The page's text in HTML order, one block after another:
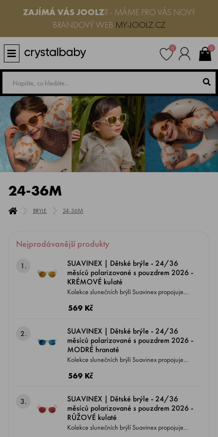
ZAJÍMÁ VÁS JOOLZ? - MÁME PRO VÁS NOVÝ
BRANDOVÝ WEB MY-JOOLZ.CZ
0 0
24-36M
BRYLE 24-36M
Nejprodávanější produkty
1.
SUAVINEX | Dětské brýle - 24/36
měsíců polarizované s pouzdrem 2026 -
KRÉMOVÉ kulaté
Kolekce slunečních brýlí Suavinex propojuje
zdraví s módou, což je jeden z charasterických
na prevenci, protože čočky brýlí jsou
polarizované s UV400 filtrema jednak
obsahuje lehké flexibilní obroučky , které se
přizpůsobí dětskému obličeji.
569 Kč
2.
SUAVINEX | Dětské brýle - 24/36
měsíců polarizované s pouzdrem 2026 -
MODRÉ hranaté
Kolekce slunečních brýlí Suavinex propojuje
zdraví s módou, což je jeden z charasterických
na prevenci, protože čočky brýlí jsou
polarizované s UV400 filtrema jednak
obsahuje lehké flexibilní obroučky , které se
569 Kč
3.
SUAVINEX | Dětské brýle - 24/36
měsíců polarizované s pouzdrem 2026 -
RŮŽOVÉ kulaté
Kolekce slunečních brýlí Suavinex propojuje